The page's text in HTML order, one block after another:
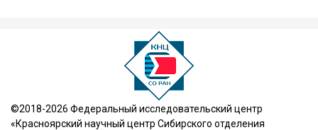
©2018-2026 Федеральный исследовательский центр
«Красноярский научный центр Сибирского отделения